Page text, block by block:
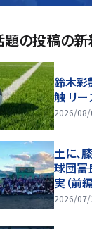
題の投稿の
鈴木彩
触 リ
2026/
土に、
球団――
実（前編
2026/07/